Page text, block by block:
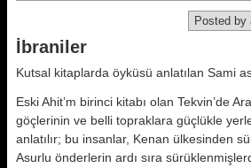
Posted by
İbraniler
Kutsal kitaplarda öyküsü anlatılan Sami
Eski Ahit’m birinci kitabı olan Tek­vin’de
göçle­rinin ve belli topraklara güçlükle
anlatılır; bu insanlar, Kenan ülkesinden
Asurlu önderlerin ardı sıra